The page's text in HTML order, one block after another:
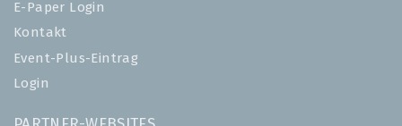
E-Paper Login
Kontakt
Event-Plus-Eintrag
Login